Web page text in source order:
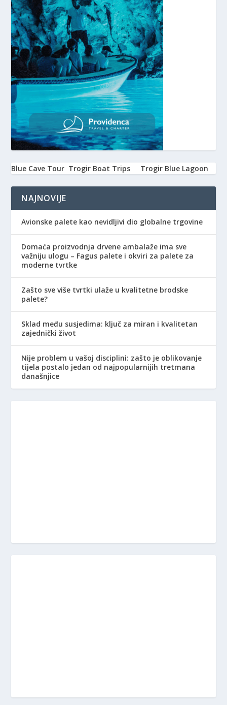
Blue Cave Tour Trogir Boat Trips Trogir Blue Lagoon
NAJNOVIJE
Avionske palete kao nevidljivi dio globalne trgovine
Domaća proizvodnja drvene ambalaže ima sve
važniju ulogu – Fagus palete i okviri za palete za
moderne tvrtke
Zašto sve više tvrtki ulaže u kvalitetne brodske
palete?
Sklad među susjedima: ključ za miran i kvalitetan
zajednički život
Nije problem u vašoj disciplini: zašto je oblikovanje
tijela postalo jedan od najpopularnijih tretmana
današnjice